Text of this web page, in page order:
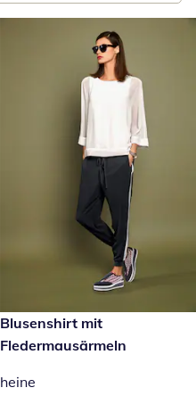
49,99 €
Blusenshirt mit
Fledermausärmeln
heine